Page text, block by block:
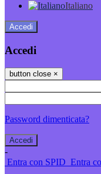
Italiano
Accedi
Accedi
button close ×
Password dimenticata?
-
Entra con SPID Entra